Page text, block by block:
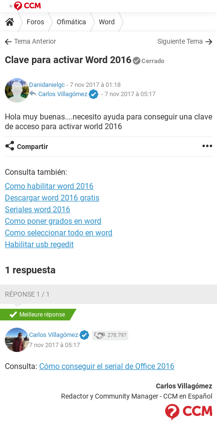
Foros Ofimática Word
Tema Anterior Siguiente Tema
Clave para activar Word 2016 Cerrado
Danidanielgc - 7 nov 2017 à 01:18
Carlos Villagómez
- 7 nov 2017 à 05:17
Hola muy buenas....necesito ayuda para conseguir una clave
de acceso para activar world 2016
Compartir
Consulta también:
Como habilitar word 2016
Descargar word 2016 gratis
Seriales word 2016
Como poner grados en word
Como seleccionar todo en word
Habilitar usb regedit
1 respuesta
RÉPONSE 1 / 1
Meilleure réponse
Carlos Villagómez 278.797
7 nov 2017 à 05:17
Consulta: Cómo conseguir el serial de Office 2016
Carlos Villagómez
Redactor y Community Manager - CCM en Español